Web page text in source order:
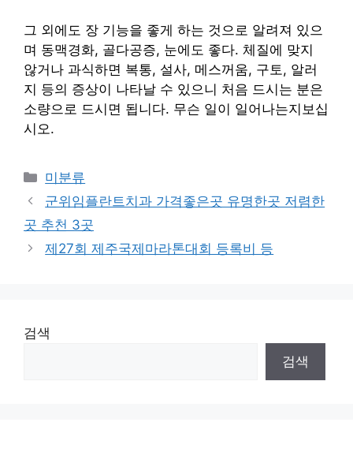
그 외에도 장 기능을 좋게 하는 것으로 알려져 있으
며 동맥경화, 골다공증, 눈에도 좋다. 체질에 맞지
않거나 과식하면 복통, 설사, 메스꺼움, 구토, 알러
지 등의 증상이 나타날 수 있으니 처음 드시는 분은
소량으로 드시면 됩니다. 무슨 일이 일어나는지보십
시오.
Categories
미분류
군위임플란트치과 가격좋은곳 유명한곳 저렴한
곳 추천 3곳
제27회 제주국제마라톤대회 등록비 등
검색
검색